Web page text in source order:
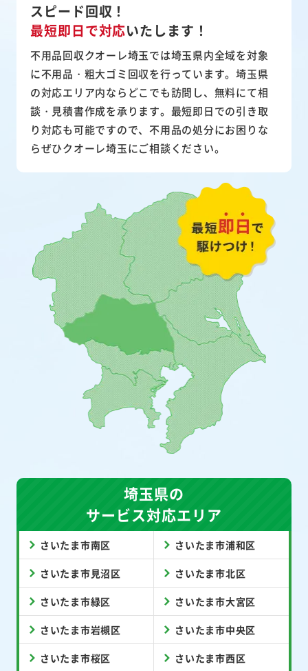
スピード回収！
最短即日で対応いたします！
不用品回収クオーレ埼玉では埼玉県内全域を対象
に不用品・粗大ゴミ回収を行っています。埼玉県
の対応エリア内ならどこでも訪問し、無料にて相
談・見積書作成を承ります。最短即日での引き取
り対応も可能ですので、不用品の処分にお困りな
らぜひクオーレ埼玉にご相談ください。
埼玉県の
サービス対応エリア
さいたま市南区 さいたま市浦和区
さいたま市見沼区 さいたま市北区
さいたま市緑区 さいたま市大宮区
さいたま市岩槻区 さいたま市中央区
さいたま市桜区 さいたま市西区